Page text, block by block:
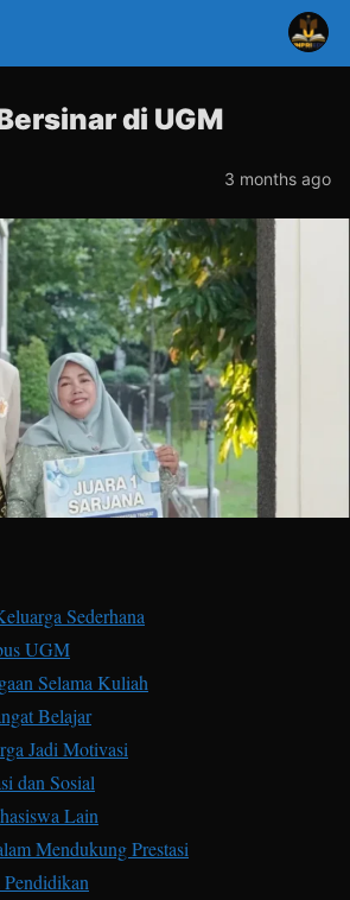
di UGM
3 months ago
Sederhana
UGM
Selama Kuliah
Belajar
Jadi Motivasi
dan Sosial
Lain
Mendukung Prestasi